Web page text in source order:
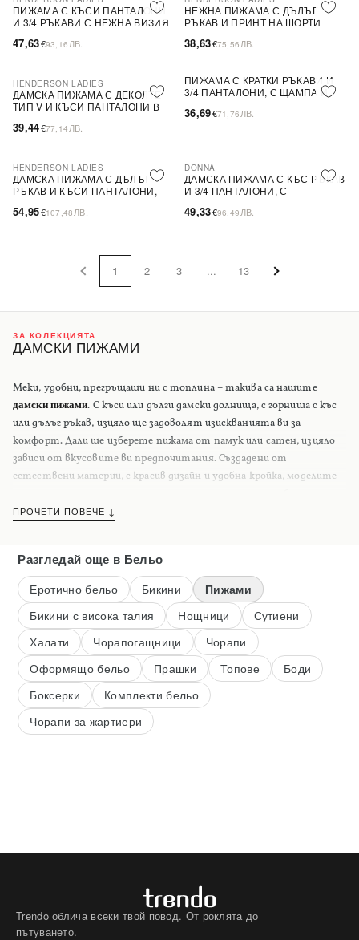
ПИЖАМА С КЪСИ ПАНТАЛОНИ
И 3/4 РЪКАВИ С НЕЖНА ВИЗИЯ
47,63€93,16 ЛВ.
НЕЖНА ПИЖАМА С ДЪЛЪГ
РЪКАВ И ПРИНТ НА ШОРТИ
38,63€75,56 ЛВ.
ПОСЛЕДНА БРОЙКА
HENDERSON LADIES
ДАМСКА ПИЖАМА С ДЕКОЛТЕ
ТИП V И КЪСИ ПАНТАЛОНИ В
39,44€77,14 ЛВ.
ПИЖАМА С КРАТКИ РЪКАВИ И
3/4 ПАНТАЛОНИ, С ЩАМПА И
36,69€71,76 ЛВ.
PLUS SIZE
HENDERSON LADIES
ДАМСКА ПИЖАМА С ДЪЛЪГ
РЪКАВ И КЪСИ ПАНТАЛОНИ,
КОПЧЕТА И ЯКА
54,95€107,48 ЛВ.
DONNA
ДАМСКА ПИЖАМА С КЪС РЪКАВ
И 3/4 ПАНТАЛОНИ, С
ДЕКОЛТЕТО И ПРИНТ
49,33€96,49 ЛВ.
1 2 3 ... 13
ЗА КОЛЕКЦИЯТА
ДАМСКИ ПИЖАМИ
Меки, удобни, прегръщащи ни с топлина – такива са нашите
дамски пижами. С къси или дълги дамски долнища, с горнища с къс
или дълъг ръкав, изцяло ще задоволят изискванията ви за
комфорт. Дали ще изберете пижама от памук или сатен, изцяло
зависи от вкусовите ви предпочитания. Създадени от
естествени материи, с красив дизайн и удобна кройка, моделите
така, че наистина да се чувствате удобно по време на сън.
ПРОЧЕТИ ПОВЕЧЕ ↓
Разгледай още в Бельо
Еротично бельо Бикини
Пижами
Бикини с висока талия
Нощници
Сутиени
Халати
Чорапогащници
Чорапи
Оформящо бельо
Прашки Топове
Боди
Боксерки
Комплекти бельо
Чорапи за жартиери
Trendo облича всеки твой повод. От роклята до
пътуването.